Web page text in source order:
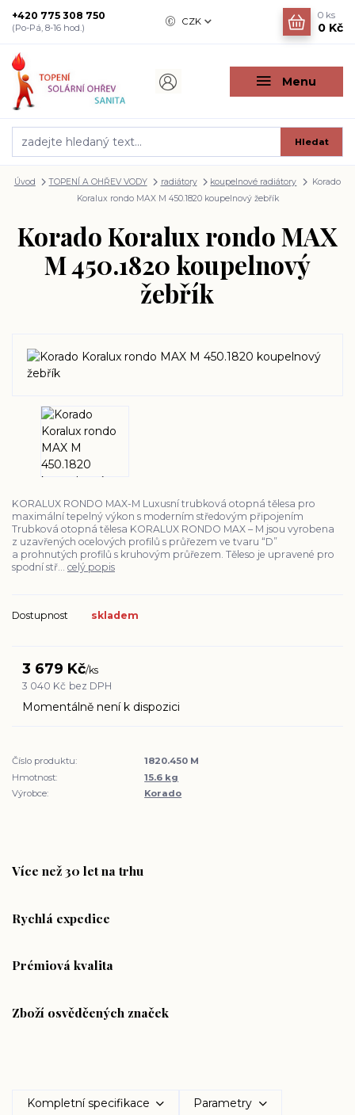
Menu
CZK
Hledat
+420 775 308 750
(Po-Pá, 8-16 hod.)
0 ks
0 Kč
Úvod TOPENÍ A OHŘEV VODY radiátory koupelnové radiátory
Korado
Koralux rondo MAX M 450.1820 koupelnový žebřík
Korado Koralux rondo MAX
M 450.1820 koupelnový
žebřík
KORALUX RONDO MAX-M Luxusní trubková otopná tělesa pro
maximální tepelný výkon s moderním středovým připojením
Trubková otopná tělesa KORALUX RONDO MAX – M jsou vyrobena
z uzavřených ocelových profilů s průřezem ve tvaru “D”
a prohnutých profilů s kruhovým průřezem. Těleso je upravené pro
spodní stř... celý popis
Dostupnost skladem
3 679 Kč/ks
3 040 Kč bez DPH
Momentálně není k dispozici
Číslo produktu:
1820.450 M
Hmotnost:
15.6 kg
Výrobce:
Korado
Více než 30 let na trhu
Rychlá expedice
Prémiová kvalita
Zboží osvědčených značek
Kompletní specifikace Parametry